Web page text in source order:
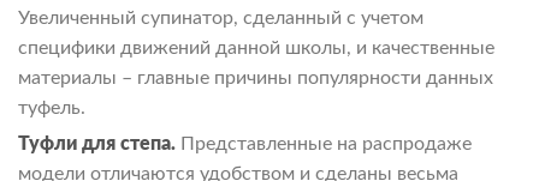
Увеличенный супинатор, сделанный с учетом
специфики движений данной школы, и качественные
материалы – главные причины популярности данных
туфель.
Туфли для степа. Представленные на распродаже
модели отличаются удобством и сделаны весьма